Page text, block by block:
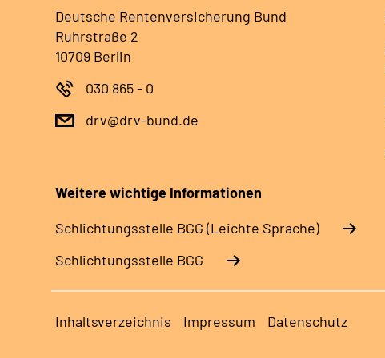
Deutsche Rentenversicherung Bund
Ruhrstraße 2
10709 Berlin
030 865 - 0
drv@drv-bund.de
Weitere wichtige Informationen
Schlich­tungs­stel­le BGG (Leichte Sprache)
Schlich­tungs­stel­le BGG
Inhaltsverzeichnis Impressum Datenschutz